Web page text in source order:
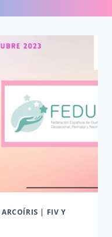
| FIV Y